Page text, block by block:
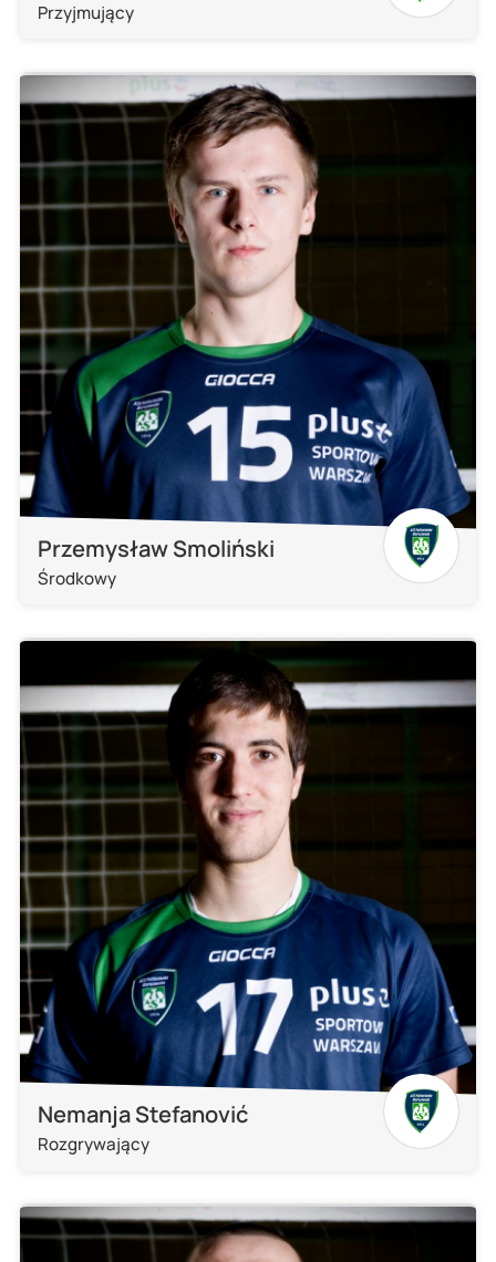
Przyjmujący
Przemysław Smoliński
Środkowy
Nemanja Stefanović
Rozgrywający